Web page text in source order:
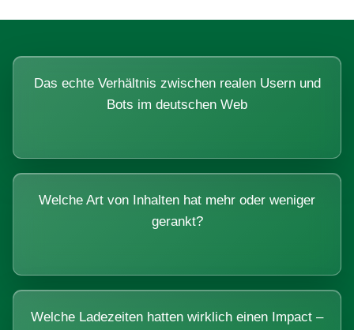
Das echte Verhältnis zwischen realen Usern und
Bots im deutschen Web
Welche Art von Inhalten hat mehr oder weniger
gerankt?
Welche Ladezeiten hatten wirklich einen Impact –